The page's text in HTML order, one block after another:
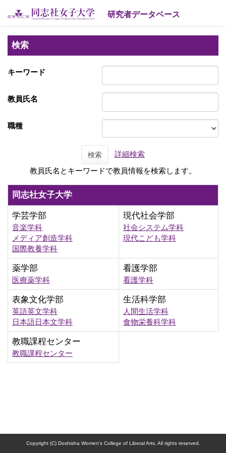
研究者データベース
検索
キーワード
教員氏名
職種
検索
詳細検索
教員氏名とキーワードで教員情報を検索します。
同志社女子大学
学芸学部
音楽学科
メディア創造学科
国際教養学科
現代社会学部
社会システム学科
現代こども学科
薬学部
医療薬学科
看護学部
看護学科
表象文化学部
英語英文学科
日本語日本文学科
生活科学部
人間生活学科
食物栄養科学科
教職課程センター
教職課程センター
Copyright (C) Doshisha Women's College of Liberal Arts, All rights reserved.